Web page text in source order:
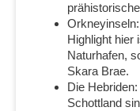
Highlight hier
Naturhafen,
Skara Brae.
Die
Schottland